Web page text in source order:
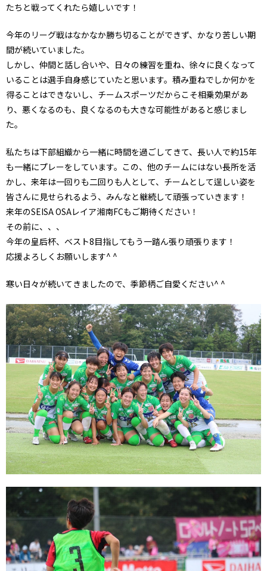
たちと戦ってくれたら嬉しいです！
今年のリーグ戦はなかなか勝ち切ることができず、かなり苦しい期
間が続いていました。
しかし、仲間と話し合いや、日々の練習を重ね、徐々に良くなって
いることは選手自身感じていたと思います。積み重ねでしか何かを
得ることはできないし、チームスポーツだからこそ相乗効果があ
り、悪くなるのも、良くなるのも大きな可能性があると感じまし
た。
私たちは下部組織から一緒に時間を過ごしてきて、長い人で約15年
も一緒にプレーをしています。この、他のチームにはない長所を活
かし、来年は一回りも二回りも人として、チームとして逞しい姿を
皆さんに見せられるよう、みんなと継続して頑張っていきます！
来年のSEISA OSAレイア湘南FCもご期待ください！
その前に、、、
今年の皇后杯、ベスト8目指してもう一踏ん張り頑張ります！
応援よろしくお願いします^ ^
寒い日々が続いてきましたので、季節柄ご自愛ください^ ^